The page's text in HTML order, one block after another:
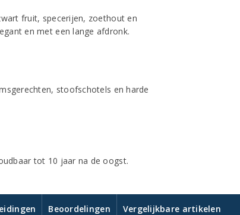
fruit, specerijen, zoethout en
en met een lange afdronk.
stoofschotels en harde
tot 10 jaar na de oogst.
Beoordelingen Vergelijkbare artikelen